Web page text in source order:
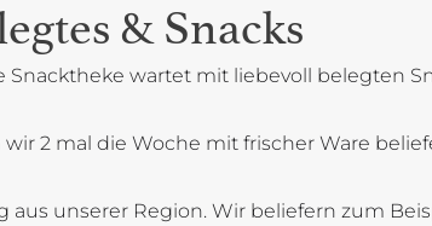
& Snacks
wartet mit liebevoll belegten
2 mal die Woche mit frischer Ware
unserer Region. Wir beliefern zum